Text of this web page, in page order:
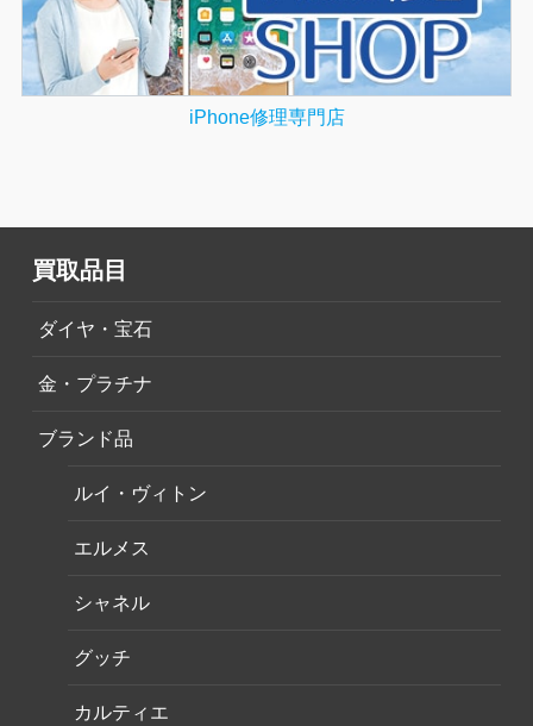
iPhone修理専門店
買取品目
ダイヤ・宝石
金・プラチナ
ブランド品
ルイ・ヴィトン
エルメス
シャネル
グッチ
カルティエ